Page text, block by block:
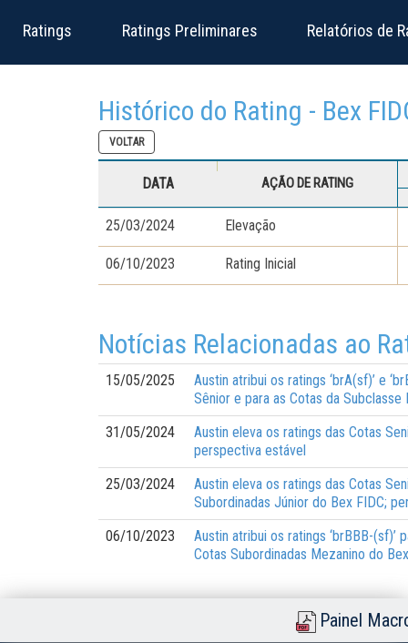
Ratings Ratings Preliminares Relatórios de
Histórico do Rating - Bex
VOLTAR
DATA AÇÃO DE RATING
25/03/2024 Elevação
06/10/2023 Rating Inicial
Notícias Relacionadas ao
15/05/2025
Austin atribui os ratings ‘brA(sf)’ e
Sênior e para as Cotas da
31/05/2024
Austin eleva os ratings das Cotas
perspectiva estável
25/03/2024
Austin eleva os ratings das Cotas
Subordinadas Júnior do Bex FIDC;
06/10/2023
Austin atribui os ratings ‘brBBB-(sf)’
Cotas Subordinadas Mezanino do
Painel